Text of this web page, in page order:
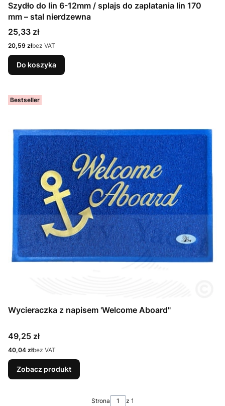
Szydło do lin 6-12mm / splajs do zaplatania lin 170
mm – stal nierdzewna
Cena
25,33 zł
Cena
20,59 złbez VAT
Do koszyka
Bestseller
Wycieraczka z napisem 'Welcome Aboard"
Cena
49,25 zł
Cena
40,04 złbez VAT
Zobacz produkt
Strona z 1